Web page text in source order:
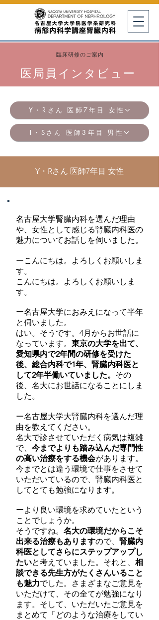
臨床研修のご案内
医局員インタビュー
Y・Rさん 医師7年目 女性
I・Sさん 医師3年目 男性
Y・Rさん 医師7年目 女性
名古屋大学腎臓内科を選んだ理由
や、女性として感じる腎臓内科医の
魅力についてお話しを伺いました。
ーこんにちは。よろしくお願いしま
す。
こんにちは。よろしくお願いしま
す。
ー名古屋大学におみえになって半年
と伺いました。
はい。そうです。4月からお世話に
なっています。 東京の大学を出て、
愛知県内で2年間の研修を受けた
後、総合内科で1年、腎臓内科医と
して2年半働いていました。 その
後、名大にお世話になることにしま
した。
ー名古屋大学大腎臓内科を選んだ理
由を教えてください。
名大で診させていただく病気は複雑
で、 今までよりも踏み込んだ専門性
の高い治療をする機会があります。
今までとは違う環境で仕事をさせて
いただいているので、腎臓内科医と
してとても勉強になります。
ーより良い環境を求めていたという
ことでしょうか。
そうですね。 名大の環境だからこそ
出来る治療もありますので、 腎臓内
科医としてさらにステップアップし
たいと考えていました。それと、 相
談できる先生方がたくさんいること
も魅力でした。さまざまなご意見を
いただけて、その全てが勉強になり
ます。そして、いただいたご意見を
まとめて「どのような治療をしてい